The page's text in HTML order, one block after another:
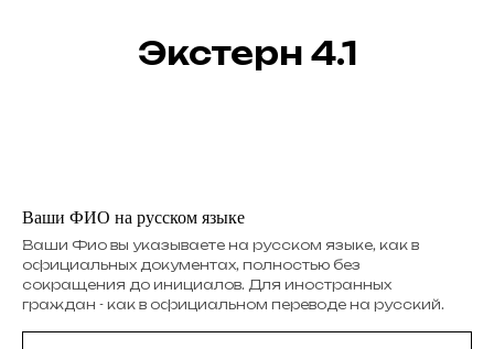
Экстерн 4.1
Ваши ФИО на русском языке
Ваши Фио вы указываете на русском языке, как в
официальных документах, полностью без
сокращения до инициалов. Для иностранных
граждан - как в официальном переводе на русский.